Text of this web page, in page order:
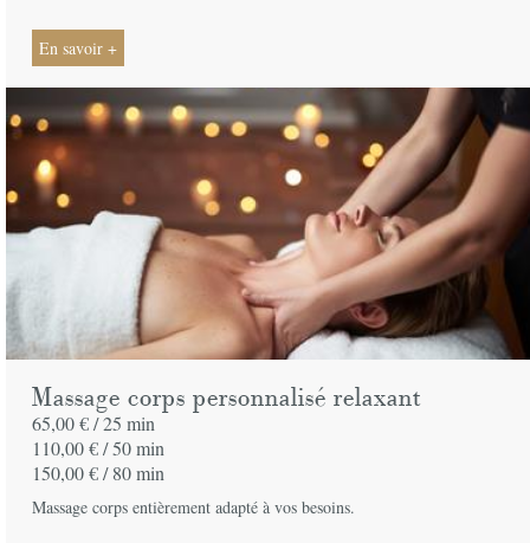
En savoir +
Massage corps personnalisé relaxant
65,00 € /25 min
110,00 € /50 min
150,00 € /80 min
Massage corps entièrement adapté à vos besoins.